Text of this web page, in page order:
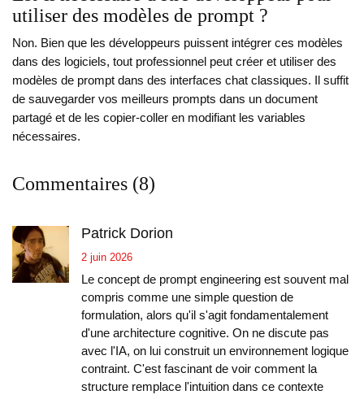
utiliser des modèles de prompt ?
Non. Bien que les développeurs puissent intégrer ces modèles
dans des logiciels, tout professionnel peut créer et utiliser des
modèles de prompt dans des interfaces chat classiques. Il suffit
de sauvegarder vos meilleurs prompts dans un document
partagé et de les copier-coller en modifiant les variables
nécessaires.
Commentaires (8)
Patrick Dorion
2 juin 2026
Le concept de prompt engineering est souvent mal
compris comme une simple question de
formulation, alors qu'il s'agit fondamentalement
d'une architecture cognitive. On ne discute pas
avec l'IA, on lui construit un environnement logique
contraint. C'est fascinant de voir comment la
structure remplace l'intuition dans ce contexte